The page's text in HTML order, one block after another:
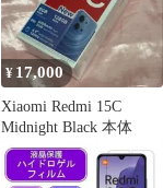
¥ 17,000
Xiaomi Redmi 15C
Midnight Black 本体